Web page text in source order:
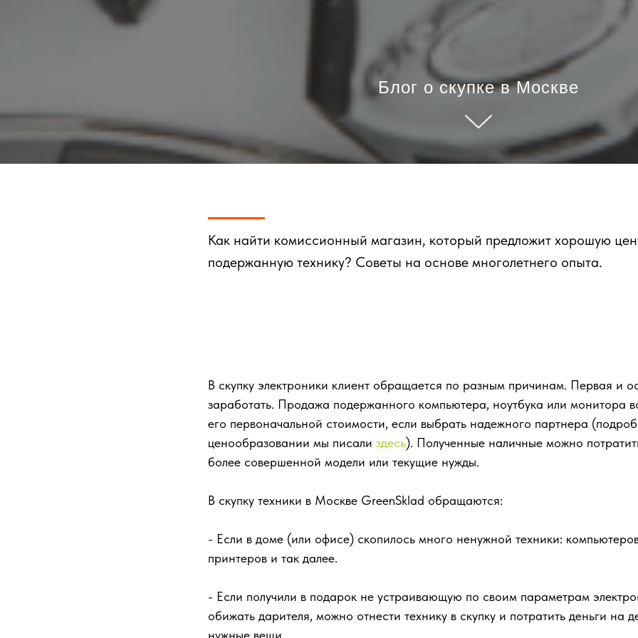
Блог о скупке в Москве
Как найти комиссионный магазин, который предложит хорошую
подержанную технику? Советы на основе многолетнего опыта.
В скупку электроники клиент обращается по разным причинам. Первая и
заработать. Продажа подержанного компьютера, ноутбука или монитора
его первоначальной стоимости, если выбрать надежного партнера
ценообразовании мы писали здесь). Полученные наличные можно
более совершенной модели или текущие нужды.
В скупку техники в Москве GreenSklad обращаются:
- Если в доме (или офисе) скопилось много ненужной техники:
принтеров и так далее.
- Если получили в подарок не устраивающую по своим параметрам
обижать дарителя, можно отнести технику в скупку и потратить деньги на
нужные вещи.